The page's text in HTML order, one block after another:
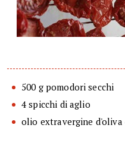
500 g pomodori secchi
4 spicchi di aglio
olio extravergine